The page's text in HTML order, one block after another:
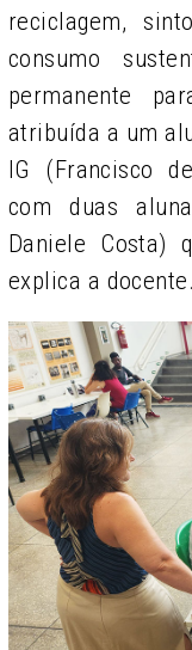
reciclagem,
consumo
permanente
atribuída a um
IG (Francisco
com duas
Daniele Costa)
explica a docente.